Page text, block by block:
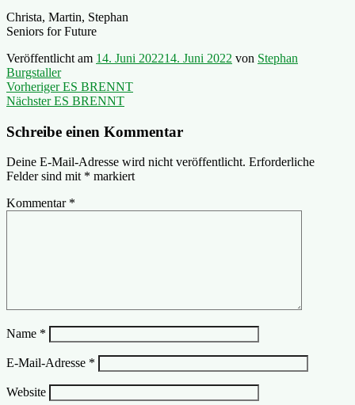
Christa, Martin, Stephan
Seniors for Future
Veröffentlicht am 14. Juni 202214. Juni 2022 von Stephan
Burgstaller
Beitragsnavigation
Vorheriger Vorheriger
Beitrag:
ES BRENNT
Nächster Nächster
ES BRENNT
Schreibe einen Kommentar
Deine E-Mail-Adresse wird nicht veröffentlicht. Erforderliche
Felder sind mit * markiert
Kommentar *
Name *
E-Mail-Adresse *
Website